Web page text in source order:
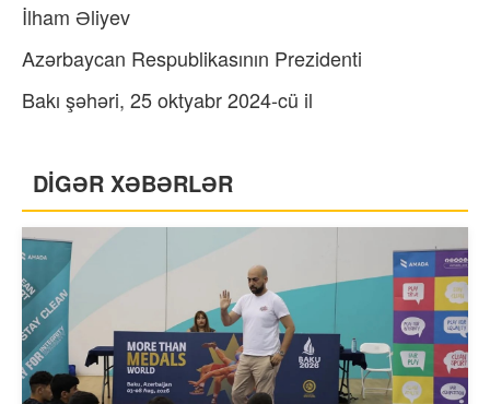
İlham Əliyev
Azərbaycan Respublikasının Prezidenti
Bakı şəhəri, 25 oktyabr 2024-cü il
DİGƏR XƏBƏRLƏR